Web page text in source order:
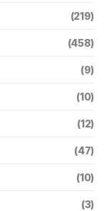
(219)
(458)
(9)
(10)
(12)
(47)
(10)
(3)